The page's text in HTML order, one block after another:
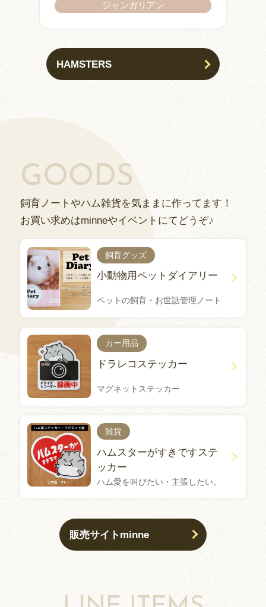
ジャンガリアン
HAMSTERS
GOODS
飼育ノートやハム雑貨を気ままに作ってます！
お買い求めはminneやイベントにてどうぞ♪
飼育グッズ
小動物用ペットダイアリー
ペットの飼育・お世話管理ノート
カー用品
ドラレコステッカー
マグネットステッカー
雑貨
ハムスターがすきですステ
ッカー
ハム愛を叫びたい・主張したい。
販売サイトminne